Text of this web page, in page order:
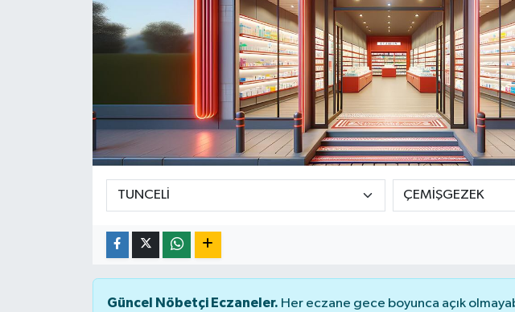
Güncel Nöbetçi Eczaneler. Her eczane gece boyunca açık
Haber Arşivi